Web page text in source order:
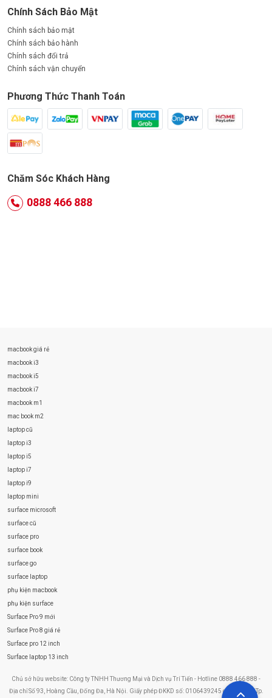
Chính Sách Bảo Mật
Chính sách bảo mật
Chính sách bảo hành
Chính sách đổi trả
Chính sách vận chuyển
Phương Thức Thanh Toán
Chăm Sóc Khách Hàng
0888 466 888
macbook giá rẻ
macbook i3
macbook i5
macbook i7
macbook m1
mac book m2
laptop cũ
laptop i3
laptop i5
laptop i7
laptop i9
laptop mini
surface microsoft
surface cũ
surface pro
surface book
surface go
surface laptop
phụ kiện macbook
phụ kiện surface
Surface Pro 9 mới
Surface Pro 8 giá rẻ
Surface pro 12 inch
Surface laptop 13 inch
Chủ sở hữu website: Công ty TNHH Thương Mại và Dịch vụ Trí Tiến - Hotline 0888 466 888 -
Địa chỉ Số 93, Hoàng Cầu, Đống Đa, Hà Nội. Giấy phép ĐKKD số: 0106439245 do Sở KHĐT Tp.